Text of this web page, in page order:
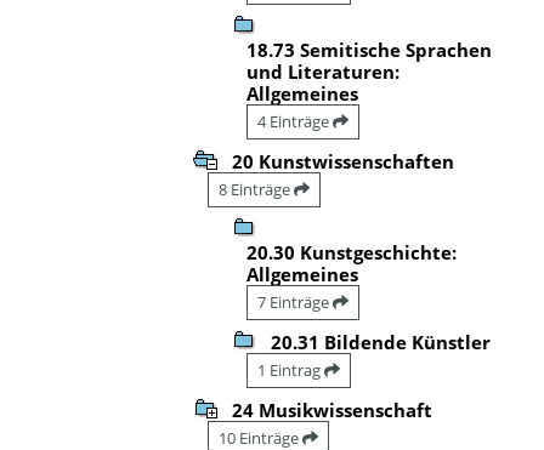
18.73 Semitische Sprachen
und Literaturen:
Allgemeines
4 Einträge
20 Kunstwissenschaften
8 Einträge
20.30 Kunstgeschichte:
Allgemeines
7 Einträge
20.31 Bildende Künstler
1 Eintrag
24 Musikwissenschaft
10 Einträge